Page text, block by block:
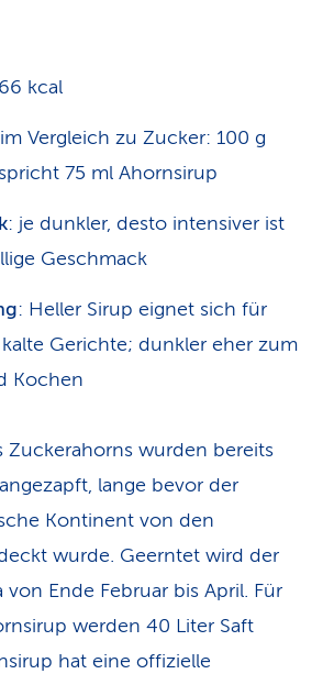
kcal
im Vergleich zu Zucker: 100 g
75 ml Ahornsirup
: je dunkler, desto intensiver ist
Geschmack
: Heller Sirup eignet sich für
Gerichte; dunkler eher zum
Kochen
Zuckerahorns wurden bereits
lange bevor der
Kontinent von den
wurde. Geerntet wird der
Ende Februar bis April. Für
werden 40 Liter Saft
hat eine offizielle